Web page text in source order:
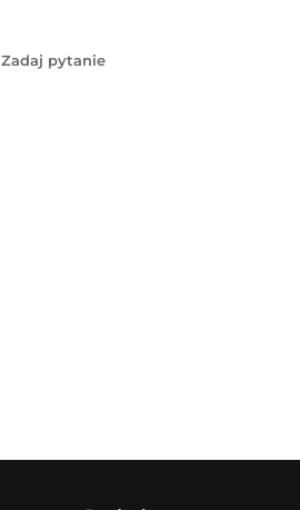
Zadaj pytanie